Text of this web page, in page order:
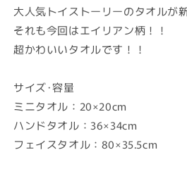
エ
イ
リ
ア
ミ
ニ
タ
オ
エ
イ
ア
ニ
タ
オ
大人気トイストーリーのタオルが
それも今回はエイリアン柄！！
超かわいいタオルです！！
サイズ･容量
ミニタオル：20×20cm
ハンドタオル：36×34cm
フェイスタオル：80×35.5cm